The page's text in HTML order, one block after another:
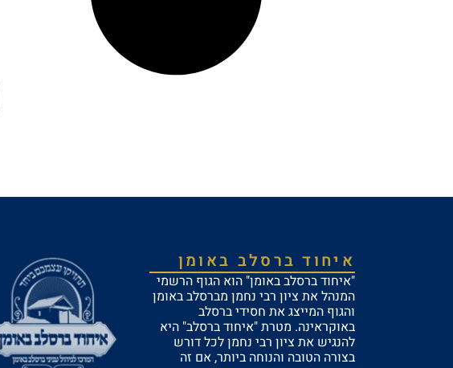
איחוד ברסלב באומן
"איחוד ברסלב באומן" הוא הגוף הרשמי
המנהל את ציון רבי נחמן מברסלב באומן
והגוף המייצג את חסידי ברסלב
באוקראינה. מטרת "איחוד ברסלב" היא
להנגיש את ציון רבי נחמן לכל דורש
בצורה הטובה והנוחה ביותר, אם זה